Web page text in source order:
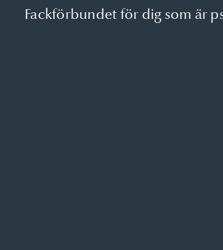
Fackförbundet för dig som är